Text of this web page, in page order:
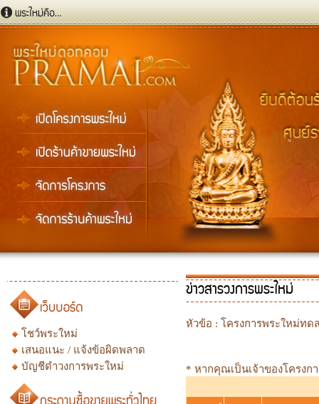
โชว์พระใหม่
เสนอแนะ / แจ้งข้อผิดพลาด
บัญชีดำวงการพระใหม่
ข่าวสารวงการพระใหม่
หัวข้อ : โครงการพระใหม่ทด
* หากคุณเป็นเจ้าของโครงก